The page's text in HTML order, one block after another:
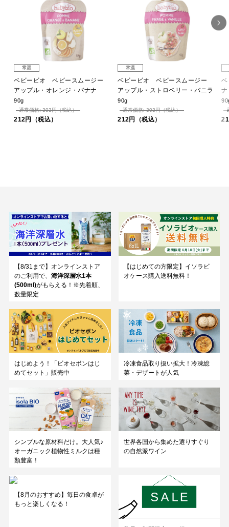
常温
ベビービオ ベビースムージー
アップル・オレンジ・バナナ
90g
通常価格: 303円（税込）
212円（税込）
常温
ベビービオ ベビースムージー
アップル・ストロベリー・バニラ
90g
通常価格: 303円（税込）
212円（税込）
【8/31まで】オンラインストア
のご利用で、 海洋深層水1本
(500ml)がもらえる！※先着順、
数量限定
【はじめての方限定】イソラビ
オケース購入送料無料！
はじめよう！「ビオセボンはじ
めてセット」販売中
冷凍食品取り扱い拡大！冷凍総
菜・デザートが人気
シンプルな原材料だけ。大人気♪
オーガニック植物性ミルクは種
類豊富！
世界各国から集めた選りすぐり
の自然派ワイン
【8月のおすすめ】毎日の食卓が
もっと楽しくなる！